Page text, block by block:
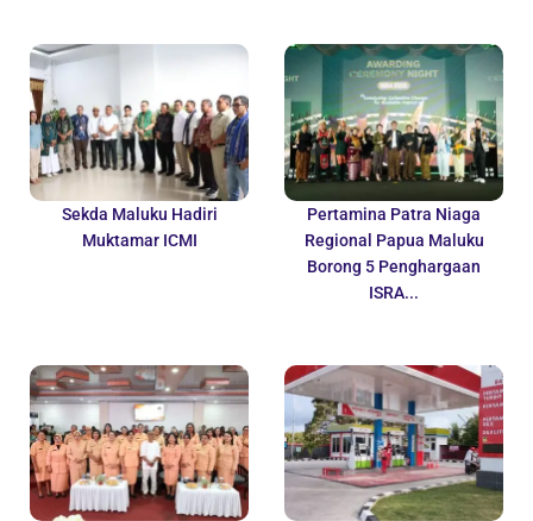
Sekda Maluku Hadiri
Muktamar ICMI
Pertamina Patra Niaga
Regional Papua Maluku
Borong 5 Penghargaan
ISRA...